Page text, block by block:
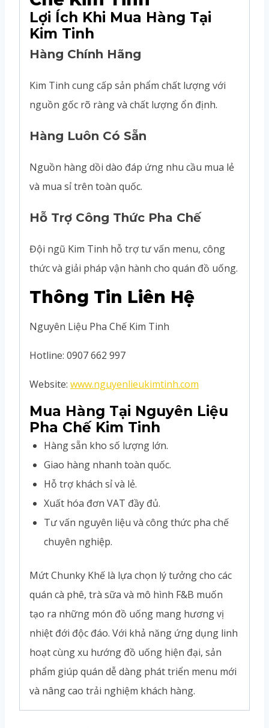
Lợi Ích Khi Mua Hàng Tại
Kim Tinh
Hàng Chính Hãng
Kim Tinh cung cấp sản phẩm chất lượng với
nguồn gốc rõ ràng và chất lượng ổn định.
Hàng Luôn Có Sẵn
Nguồn hàng dồi dào đáp ứng nhu cầu mua lẻ
và mua sỉ trên toàn quốc.
Hỗ Trợ Công Thức Pha Chế
Đội ngũ Kim Tinh hỗ trợ tư vấn menu, công
thức và giải pháp vận hành cho quán đồ uống.
Thông Tin Liên Hệ
Nguyên Liệu Pha Chế Kim Tinh
Hotline: 0907 662 997
Website: www.nguyenlieukimtinh.com
Mua Hàng Tại Nguyên Liệu
Pha Chế Kim Tinh
Hàng sẵn kho số lượng lớn.
Giao hàng nhanh toàn quốc.
Hỗ trợ khách sỉ và lẻ.
Xuất hóa đơn VAT đầy đủ.
Tư vấn nguyên liệu và công thức pha chế
chuyên nghiệp.
Mứt Chunky Khế là lựa chọn lý tưởng cho các
quán cà phê, trà sữa và mô hình F&B muốn
tạo ra những món đồ uống mang hương vị
nhiệt đới độc đáo. Với khả năng ứng dụng linh
hoạt cùng xu hướng đồ uống hiện đại, sản
phẩm giúp quán dễ dàng phát triển menu mới
và nâng cao trải nghiệm khách hàng.